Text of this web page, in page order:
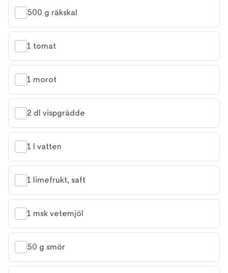
500 g räkskal
1 tomat
1 morot
2 dl vispgrädde
1 l vatten
1 limefrukt, saft
1 msk vetemjöl
50 g smör